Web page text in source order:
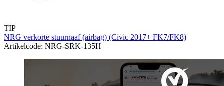
TIP
NRG verkorte stuurnaaf (airbag) (Civic 2017+ FK7/FK8)
Artikelcode: NRG-SRK-135H